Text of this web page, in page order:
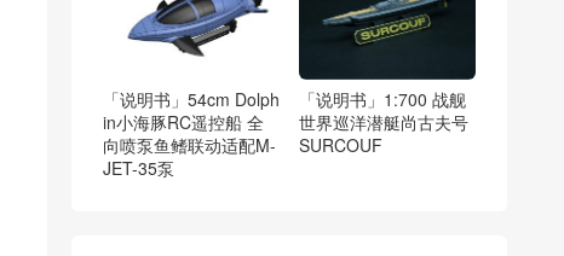
「说明书」54cm Dolph
in小海豚RC遥控船 全
向喷泵鱼鳍联动适配M-
JET-35泵
「说明书」1:700 战舰
世界巡洋潜艇尚古夫号
SURCOUF